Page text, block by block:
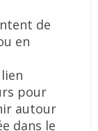
de
en
pour
autour
dans le